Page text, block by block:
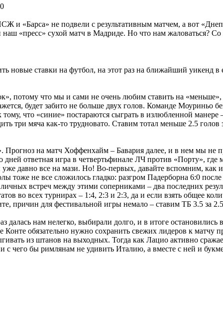
и «Барса» не подвели с результативным матчем, а вот
«пресс» сухой матч в Мадриде. Но что нам жаловаться?
новые ставки на футбол, на этот раз на ближайший уикенд
потому что мы и сами не очень любим ставить на
будет забито не больше двух голов. Команде Моуриньо
что «синие» постараются сыграть в излюбленной манере
три мяча как-то трудновато. Ставим тотал меньше 2.5
на матч Хоффенхайм – Бавария далее, и в нем мы не
дней ответная игра в четвертьфинале ЛЧ против «Порту»,
уже давно все на мази. Но! Во-первых, давайте вспомним,
тоже не все сложилось гладко: разгром Падерборна 6:0
встреч между этими соперниками – два последних
во всех турнирах – 1:4, 2:3 и 2:3, да и если взять общее
причин для фестивальной игры немало – ставим ТБ 3.5 за
далась нам нелегко, выбирали долго, и в итоге
обязательно нужно сохранить свежих лидеров к матчу
из штанов на выходных. Тогда как Лацио активно
с чего бы римлянам не удивить Италию, а вместе с ней и